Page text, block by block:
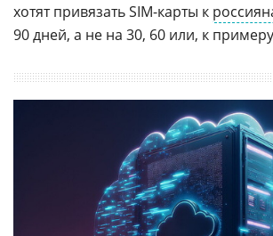
хотят привязать SIM-карты к
90 дней, а не на 30, 60 или, к